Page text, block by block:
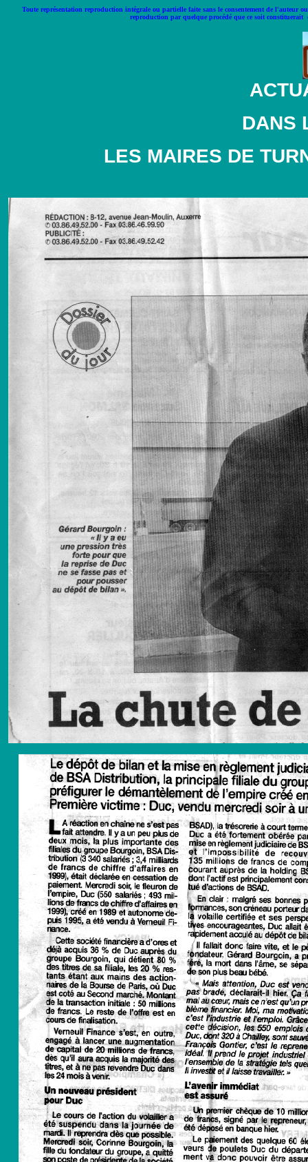
Toute représentation reproduction intégrale ou partielle faite sans le consentement de l'auteur
reproduction par quelque procédé que ce soit constituerait
DANS
LES MAIRES DE